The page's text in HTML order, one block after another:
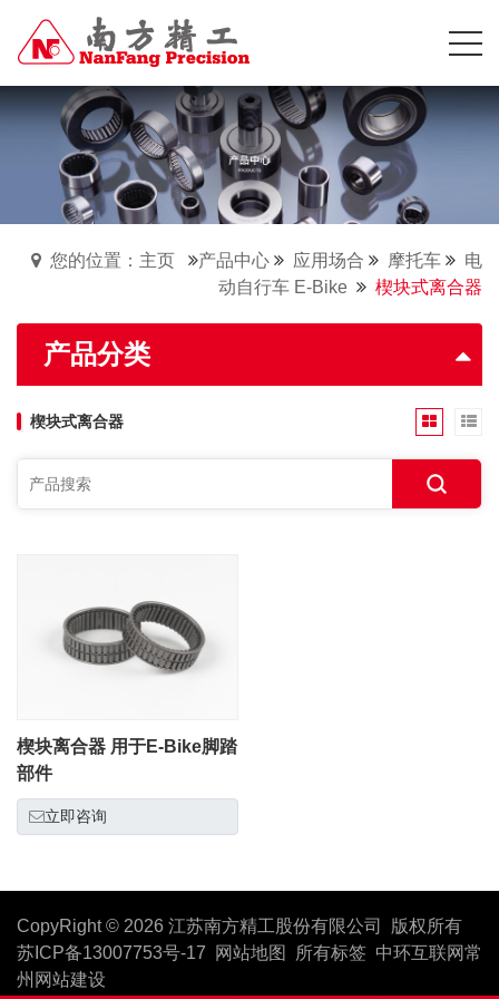
您的位置：主页 产品中心 应用场合 摩托车
电
动自行车 E-Bike
楔块式离合器
产品分类
楔块式离合器
楔块离合器 用于E-Bike脚踏
部件
立即咨询
CopyRight © 2026 江苏南方精工股份有限公司 版权所有
苏ICP备13007753号-17
网站地图 所有标签 中环互联网常
州网站建设